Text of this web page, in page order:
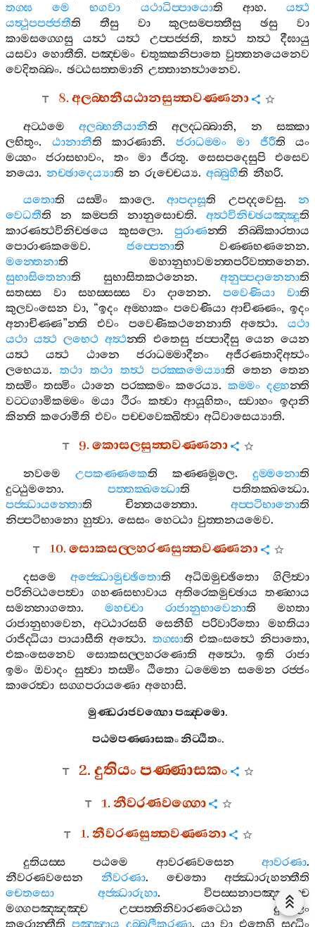
තග‍්ඝ
මෙ භගවා යථාධිප‍්පායොති ආහ.යත්‍ථ
යත්‍ථූපපජ‍්ජතීති තීසු වා කුලසම‍්පත‍්තීසු ඡසු
වා
කාමසග‍්ගෙසු
යත්‍ථ යත්‍ථ උප‍්පජ‍්ජති,තත්‍ථ තත්‍ථ
දීඝායු
යසවා හොතීති. පඤ‍්චමං චතුක‍්කනිපාතෙ වුත‍්තනයෙනෙව
වෙදිතබ‍්බං. ඡට‍්ඨසත‍්තමානි උත‍්තානත්‍ථානෙව.
8.අලබ‍්භනීයඨානසුත‍්තවණ‍්ණනා
අට‍්ඨමෙ අලබ‍්භනීයානීති අලද‍්ධබ‍්බානි, න
සක‍්කා
ලභිතුං. ඨානානීති කාරණානි. ජරාධම‍්මං මා ජීරීති
යං
මය‍්හං
ජරාසභාවං, තං මා ජීරතු. සෙසපදෙසුපි
එසෙව
නයො. නච‍්ඡාදෙය්‍යාති න රුච‍්චෙය්‍ය. අබ‍්බුහීති නීහරි.
යතොති යස‍්මිං කාලෙ.ආපදාසූති උපද‍්දවෙසු.න
වෙධතීති න කම‍්පති නානුසොචති. අත්‍ථවිනිච‍්ඡයඤ‍්ඤූති
කාරණත්‍ථවිනිච‍්ඡයෙ
කුසලො. පුරාණන‍්ති
නිබ‍්බිකාරතාය
පොරාණකමෙව. ජප‍්පෙනාති වණ‍්ණභණනෙන.
මන‍්තෙනාති මහානුභාවමන‍්තපරිවත‍්තනෙන.
සුභාසිතෙනාති සුභාසිතකථනෙන. අනුප‍්පදානෙනාති
සතස‍්ස
වා සහස‍්සස‍්ස වා දානෙන. පවෙණියා වාති
කුලවංසෙන වා, “ඉදං අම‍්හාකං පවෙණියා ආචිණ‍්ණං,ඉදං
අනාචිණ‍්ණ”න‍්ති එවං පවෙණිකථනෙනාති අත්‍ථො. යථා
යථා යත්‍ථ ලභෙථ අත්‍ථන‍්ති එතෙසු ජප‍්පාදීසු යෙන යෙන
යත්‍ථ
යත්‍ථ ඨානෙ ජරාධම‍්මාදීනං
අජීරණතාදිඅත්‍ථං
ලභෙය්‍ය. තථා තථා තත්‍ථ පරක‍්කමෙය්‍යාති තෙන
තෙන
තස‍්මිං තස‍්මිං ඨානෙ පරක‍්කමං කරෙය්‍ය.කම‍්මං දළ‍්හන‍්ති
වට‍්ටගාමිකම‍්මං මයා ථිරං කත්‍වා ආයූහිතං,ස‍්වාහං ඉදානි
කින‍්ති කරොමීති එවං පච‍්චවෙක‍්ඛිත්‍වා අධිවාසෙය්‍යාති.
9.කොසලසුත‍්තවණ‍්ණනා
නවමෙ උපකණ‍්ණකෙති කණ‍්ණමූලෙ. දුම‍්මනොති
දුට‍්ඨුමනො. පත‍්තක‍්ඛන්‍ධොති පතිතක‍්ඛන්‍ධො.
පජ‍්ඣායන‍්තොති චින‍්තයන‍්තො. අප‍්පටිභානොති
නිප‍්පටිභානො හුත්‍වා. සෙසං හෙට‍්ඨා වුත‍්තනයමෙව.
10.සොකසල‍්ලහරණසුත‍්තවණ‍්ණනා
දසමෙ අජ‍්ඣොමුච‍්ඡිතොති අධිඔමුච‍්ඡිතො
ගිලිත්‍වා
පරිනිට‍්ඨපෙත්‍වා ගහණසභාවාය අතිරෙකමුච‍්ඡාය
තණ‍්හාය
සමන‍්නාගතො.මහච‍්චා රාජානුභාවෙනාති
මහතා
රාජානුභාවෙන, අට‍්ඨාරසහි සෙනීහි පරිවාරිතො
මහතියා
රාජිද‍්ධියා පායාසීති අත්‍ථො. තග‍්ඝාති එකංසත්‍ථෙ නිපාතො,
එකංසෙනෙව
සොකසල‍්ලහරණොති අත්‍ථො.ඉති
රාජා
ඉමං ඔවාදං සුත්‍වා තස‍්මිං ඨිතො ධම‍්මෙන සමෙන රජ‍්ජං
කාරෙත්‍වා සග‍්ගපරායණො අහොසි.
මුණ‍්ඩරාජවග‍්ගොපඤ‍්චමො.
පඨමපණ‍්ණාසකංනිට‍්ඨිතං.
2.දුතියංපණ‍්ණාසකං
1.නීවරණවග‍්ගො
1.නීවරණසුත‍්තවණ‍්ණනා
දුතියස‍්ස පඨමෙ ආවරණවසෙන ආවරණා.
නීවරණවසෙන
නීවරණා. චෙතො
අජ‍්ඣාරුහන‍්තීති
චෙතසො
අජ‍්ඣාරුහා. විපස‍්සනාපඤ‍්ඤඤ‍්ච
මග‍්ගපඤ‍්ඤඤ‍්ච
උප‍්පත‍්තිනිවාරණට‍්ඨෙන
දුබ‍්බලං